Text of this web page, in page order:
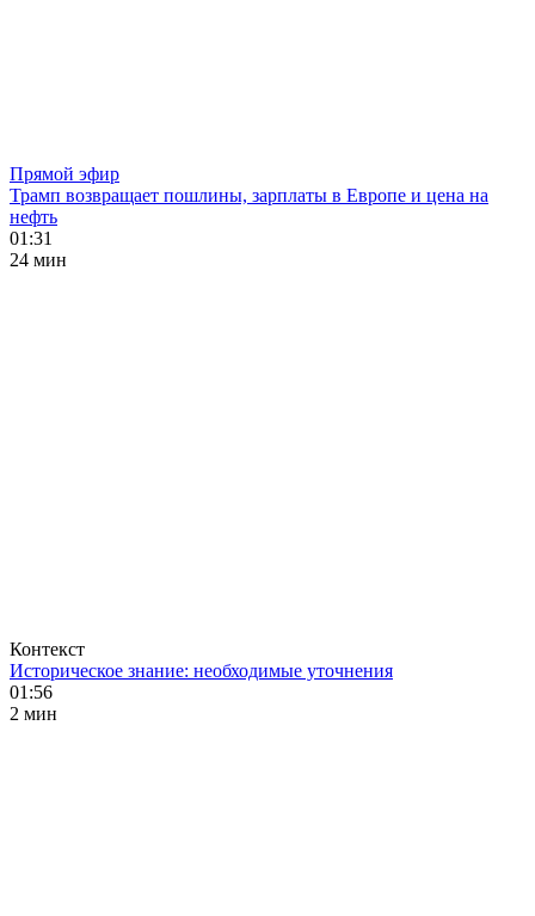
Прямой эфир
Трамп возвращает пошлины, зарплаты в Европе и цена на
нефть
01:31
24 мин
Контекст
Историческое знание: необходимые уточнения
01:56
2 мин